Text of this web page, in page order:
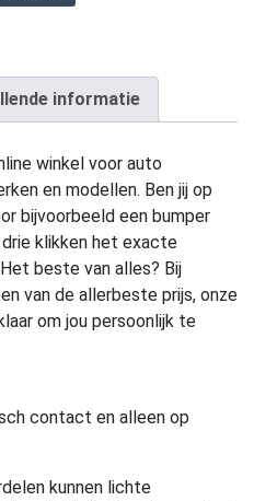
informatie
winkel voor auto
en modellen. Ben jij op
bijvoorbeeld een bumper
drie klikken het exacte
beste van alles? Bij
van de allerbeste prijs, onze
om jou persoonlijk te
contact en alleen op
kunnen lichte